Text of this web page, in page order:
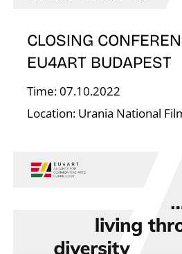
CLOSING
EU4ART BUDAPEST
Time: 07.10.2022
Location: Urania National